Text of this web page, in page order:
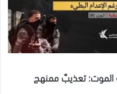
الموت: تعذيبٌ ممنهج